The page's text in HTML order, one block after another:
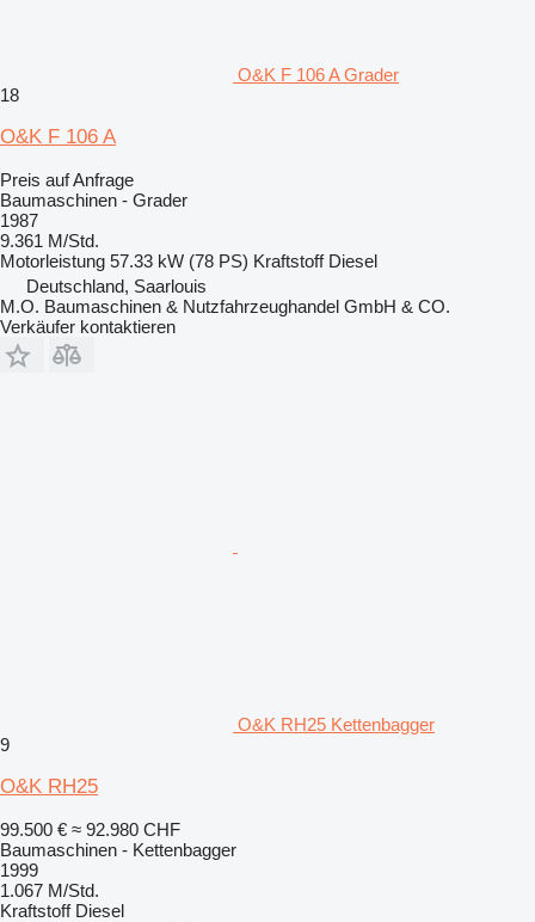
O&K F 106 A Grader
18
O&K F 106 A
Preis auf Anfrage
Baumaschinen - Grader
1987
9.361 M/Std.
Motorleistung 57.33 kW (78 PS) Kraftstoff Diesel
Deutschland, Saarlouis
M.O. Baumaschinen & Nutzfahrzeughandel GmbH & CO.
Verkäufer kontaktieren
O&K RH25 Kettenbagger
9
O&K RH25
99.500 € ≈ 92.980 CHF
Baumaschinen - Kettenbagger
1999
1.067 M/Std.
Kraftstoff Diesel